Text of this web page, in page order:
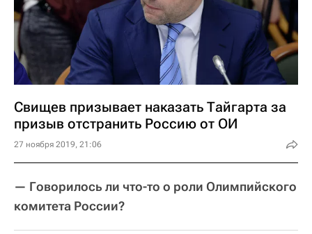
Свищев призывает наказать Тайгарта за
призыв отстранить Россию от ОИ
27 ноября 2019, 21:06
— Говорилось ли что-то о роли Олимпийского
комитета России?